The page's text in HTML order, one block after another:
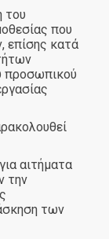
του
που
επίσης κατά
προσωπικού
αιτήματα
την
των